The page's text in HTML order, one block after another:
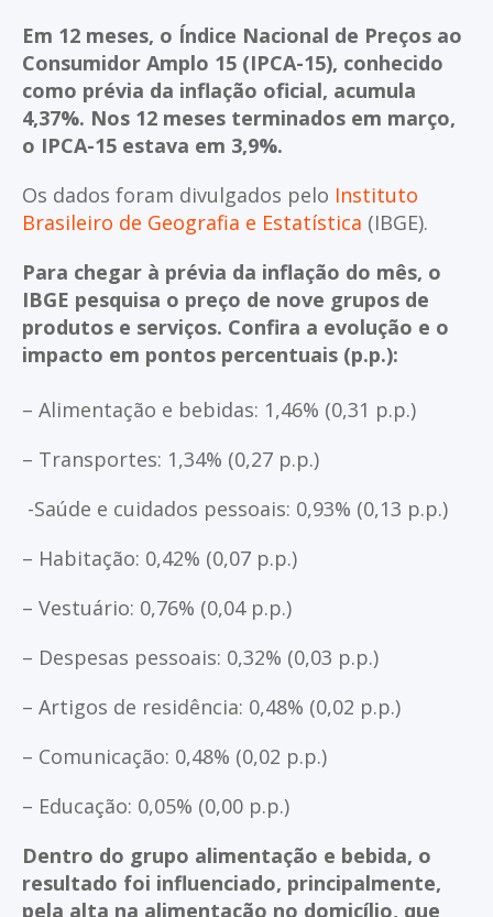
Em 12 meses, o Índice Nacional de Preços ao
Consumidor Amplo 15 (IPCA-15), conhecido
como prévia da inflação oficial, acumula
4,37%. Nos 12 meses terminados em março,
o IPCA-15 estava em 3,9%.
Os dados foram divulgados pelo Instituto
Brasileiro de Geografia e Estatística (IBGE).
Para chegar à prévia da inflação do mês, o
IBGE pesquisa o preço de nove grupos de
produtos e serviços. Confira a evolução e o
impacto em pontos percentuais (p.p.):
– Alimentação e bebidas: 1,46% (0,31 p.p.)
– Transportes: 1,34% (0,27 p.p.)
-Saúde e cuidados pessoais: 0,93% (0,13 p.p.)
– Habitação: 0,42% (0,07 p.p.)
– Vestuário: 0,76% (0,04 p.p.)
– Despesas pessoais: 0,32% (0,03 p.p.)
– Artigos de residência: 0,48% (0,02 p.p.)
– Comunicação: 0,48% (0,02 p.p.)
– Educação: 0,05% (0,00 p.p.)
Dentro do grupo alimentação e bebida, o
resultado foi influenciado, principalmente,
pela alta na alimentação no domicílio, que